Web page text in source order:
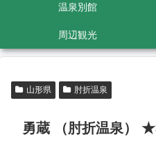
温泉別館
周辺観光
山形県 肘折温泉
勇蔵 （肘折温泉）